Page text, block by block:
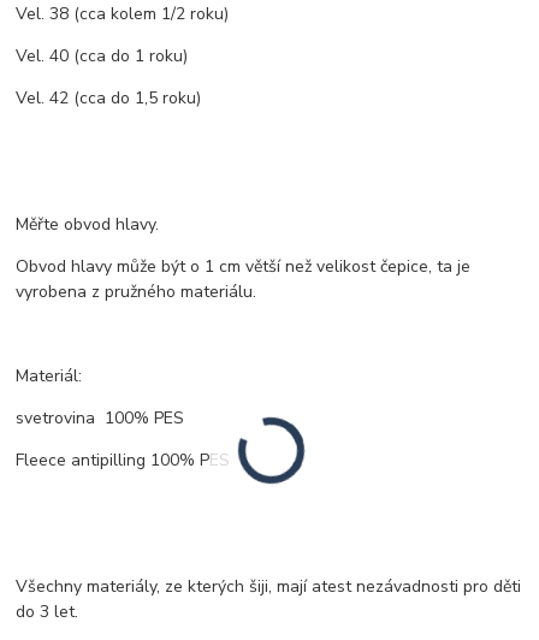
Vel. 38 (cca kolem 1/2 roku)
Vel. 40 (cca do 1 roku)
Vel. 42 (cca do 1,5 roku)
Měřte obvod hlavy.
Obvod hlavy může být o 1 cm větší než velikost čepice, ta je
vyrobena z pružného materiálu.
Materiál:
svetrovina 100% PES
Fleece antipilling 100% PES
Všechny materiály, ze kterých šiji, mají atest nezávadnosti pro děti
do 3 let.